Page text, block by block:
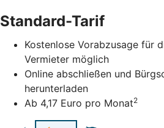
Standard-Tarif
Kostenlose Vorabzusage für
Vermieter möglich
Online abschließen und
herunterladen
Ab 4,17 Euro pro Monat2